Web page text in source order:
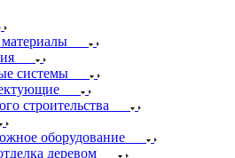
системы
строительства
оборудование
деревом